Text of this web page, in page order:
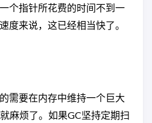
个指针所花费的时间不到一
度来说，这已经相当快了。
需要在内存中维持一个巨大
麻烦了。如果GC坚持定期扫